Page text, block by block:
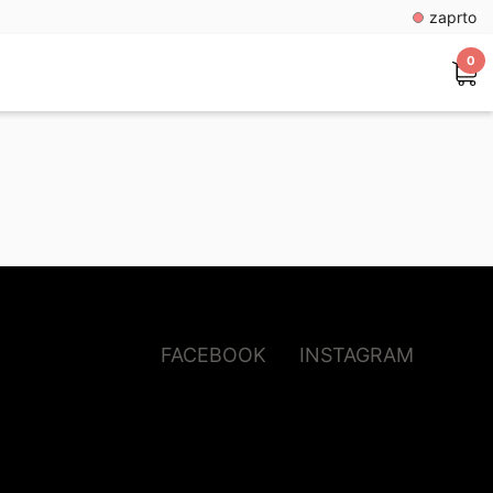
zaprto
0
FACEBOOK INSTAGRAM